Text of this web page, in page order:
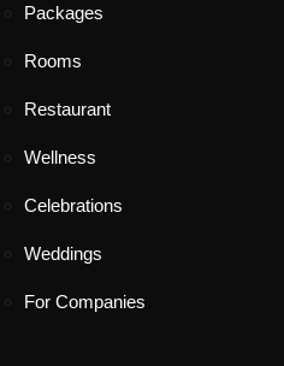
Packages
Rooms
Restaurant
Wellness
Celebrations
Weddings
For Companies